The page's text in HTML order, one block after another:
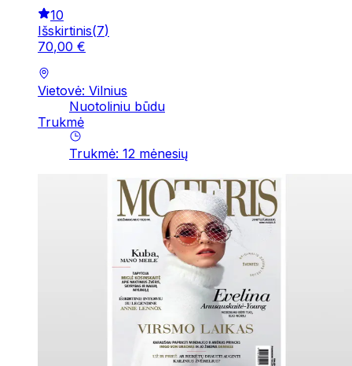
10
Išskirtinis(7)
70,00 €
Vietovė: Vilnius
Nuotoliniu būdu
Trukmė
Trukmė: 12 mėnesių